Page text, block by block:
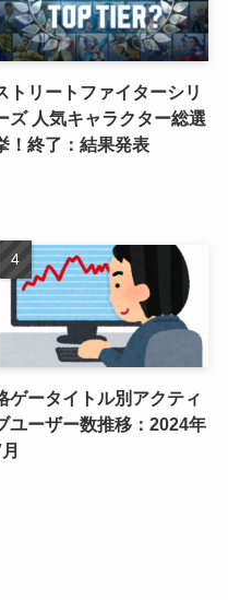
トリートファイターシリ
ズ 人気キャラクター総選
！終了：結果発表
ゲータイトル別アクティ
ユーザー数推移：2024年